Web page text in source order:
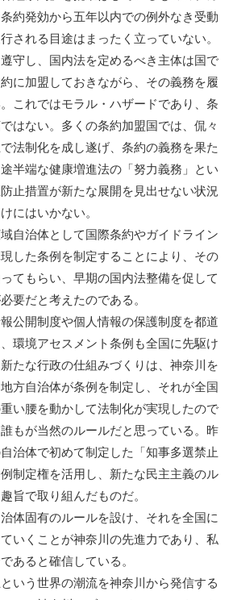
約発効から五年以内での例外なき受動
される目途はまったく立っていない。
守し、国内法を定めるべき主体は国で
に加盟しておきながら、その義務を履
これではモラル・ハザードであり、条
はない。多くの条約加盟国では、侃々
法制化を成し遂げ、条約の義務を果た
半端な健康増進法の「努力義務」とい
止措置が新たな展開を見出せない状況
にはいかない。
自治体として国際条約やガイドライン
した条例を制定することにより、その
てもらい、早期の国内法整備を促して
要だと考えたのである。
公開制度や個人情報の保護制度を都道
環境アセスメント条例も全国に先駆け
たな行政の仕組みづくりは、神奈川を
方自治体が条例を制定し、それが全国
い腰を動かして法制化が実現したので
もが当然のルールだと思っている。昨
治体で初めて制定した「知事多選禁止
制定権を活用し、新たな民主主義のル
旨で取り組んだものだ。
体固有のルールを設け、それを全国に
いくことが神奈川の先進力であり、私
あると確信している。
いう世界の潮流を神奈川から発信する